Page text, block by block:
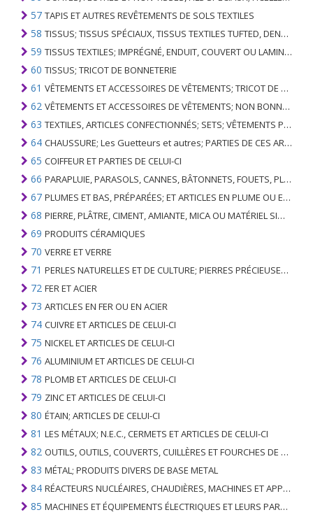
57 TAPIS ET AUTRES REVÊTEMENTS DE SOLS TEXTILES
58 TISSUS; TISSUS SPÉCIAUX, TISSUS TEXTILES TUFTED, DENTELLE, TAPISSERIES, GARNITURES, BRODERIES
59 TISSUS TEXTILES; IMPRÉGNÉ, ENDUIT, COUVERT OU LAMINÉ; ARTICLES TEXTILES D'UN TYPE ADAPTÉ À L'USAGE INDUSTRIEL
60 TISSUS; TRICOT DE BONNETERIE
61 VÊTEMENTS ET ACCESSOIRES DE VÊTEMENTS; TRICOT DE BONNETERIE
62 VÊTEMENTS ET ACCESSOIRES DE VÊTEMENTS; NON BONNETERIE
63 TEXTILES, ARTICLES CONFECTIONNÉS; SETS; VÊTEMENTS PORTÉS ET ARTICLES TEXTILES USÉS; RAGS
64 CHAUSSURE; Les Guetteurs et autres; PARTIES DE CES ARTICLES
65 COIFFEUR ET PARTIES DE CELUI-CI
66 PARAPLUIE, PARASOLS, CANNES, BÂTONNETS, FOUETS, PLANTES DE CONDUITE; ET LEURS PARTIES
67 PLUMES ET BAS, PRÉPARÉES; ET ARTICLES EN PLUME OU EN BAS; FLEURS ARTIFICIELLES; ARTICLES DE CHEVEUX HUMAINS
68 PIERRE, PLÂTRE, CIMENT, AMIANTE, MICA OU MATÉRIEL SIMILAIRE; ARTICLES DE CELUI-CI
69 PRODUITS CÉRAMIQUES
70 VERRE ET VERRE
71 PERLES NATURELLES ET DE CULTURE; PIERRES PRÉCIEUSES, SEMI-PRÉCIEUSES; MÉTAUX PRÉCIEUX, PLAQUÉS OU DOUBLÉS DE MÉTAUX PRÉCIEUX ET OUVRAGES EN CES MATIÈRES; IMITATION BIJOUTERIE; PIÈCE DE MONNAIE
72 FER ET ACIER
73 ARTICLES EN FER OU EN ACIER
74 CUIVRE ET ARTICLES DE CELUI-CI
75 NICKEL ET ARTICLES DE CELUI-CI
76 ALUMINIUM ET ARTICLES DE CELUI-CI
78 PLOMB ET ARTICLES DE CELUI-CI
79 ZINC ET ARTICLES DE CELUI-CI
80 ÉTAIN; ARTICLES DE CELUI-CI
81 LES MÉTAUX; N.E.C., CERMETS ET ARTICLES DE CELUI-CI
82 OUTILS, OUTILS, COUVERTS, CUILLÈRES ET FOURCHES DE MÉTAUX DE BASE; PARTIES DE CELLES-CI, EN METAL DE BASE
83 MÉTAL; PRODUITS DIVERS DE BASE METAL
84 RÉACTEURS NUCLÉAIRES, CHAUDIÈRES, MACHINES ET APPAREILS MÉCANIQUES; PARTIES DE CELLES-CI
85 MACHINES ET ÉQUIPEMENTS ÉLECTRIQUES ET LEURS PARTIES; ENREGISTREURS ET REPRODUCTEURS SONORES; APPAREILS D'ENREGISTREMENT OU DE REPRODUCTION DES IMAGES ET DU SON EN TÉLÉVISION, PIÈCES ET ACCESSOIRES DE TELS ARTICLES